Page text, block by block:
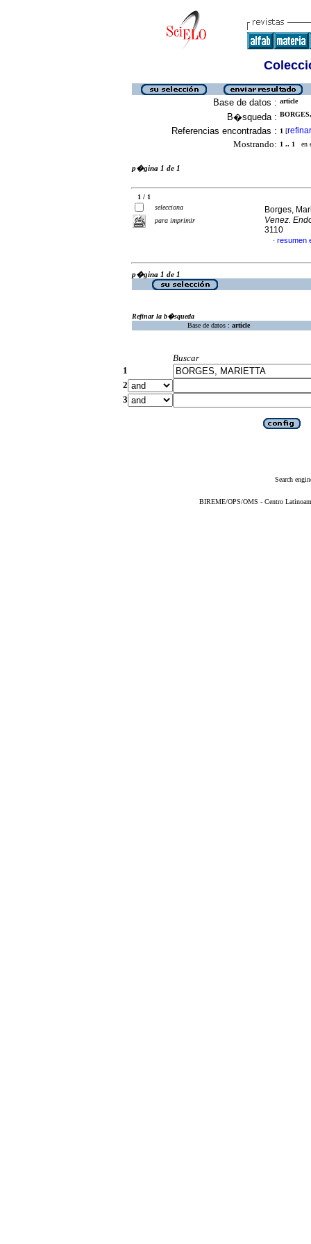
Base de datos : article
B�squeda :
Referencias encontradas : 1 [refinar
Mostrando: 1 .. 1 en
p�gina 1 de 1
1 / 1
selecciona
para imprimir
Borges,
Venez.
3110
· resumen
p�gina 1 de 1
Refinar la b�squeda
Base de datos : article
Buscar
1
2
3
Search
BIREME/OPS/OMS - Centro